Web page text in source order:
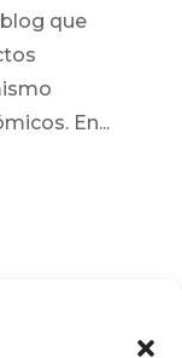
que
En...
en el